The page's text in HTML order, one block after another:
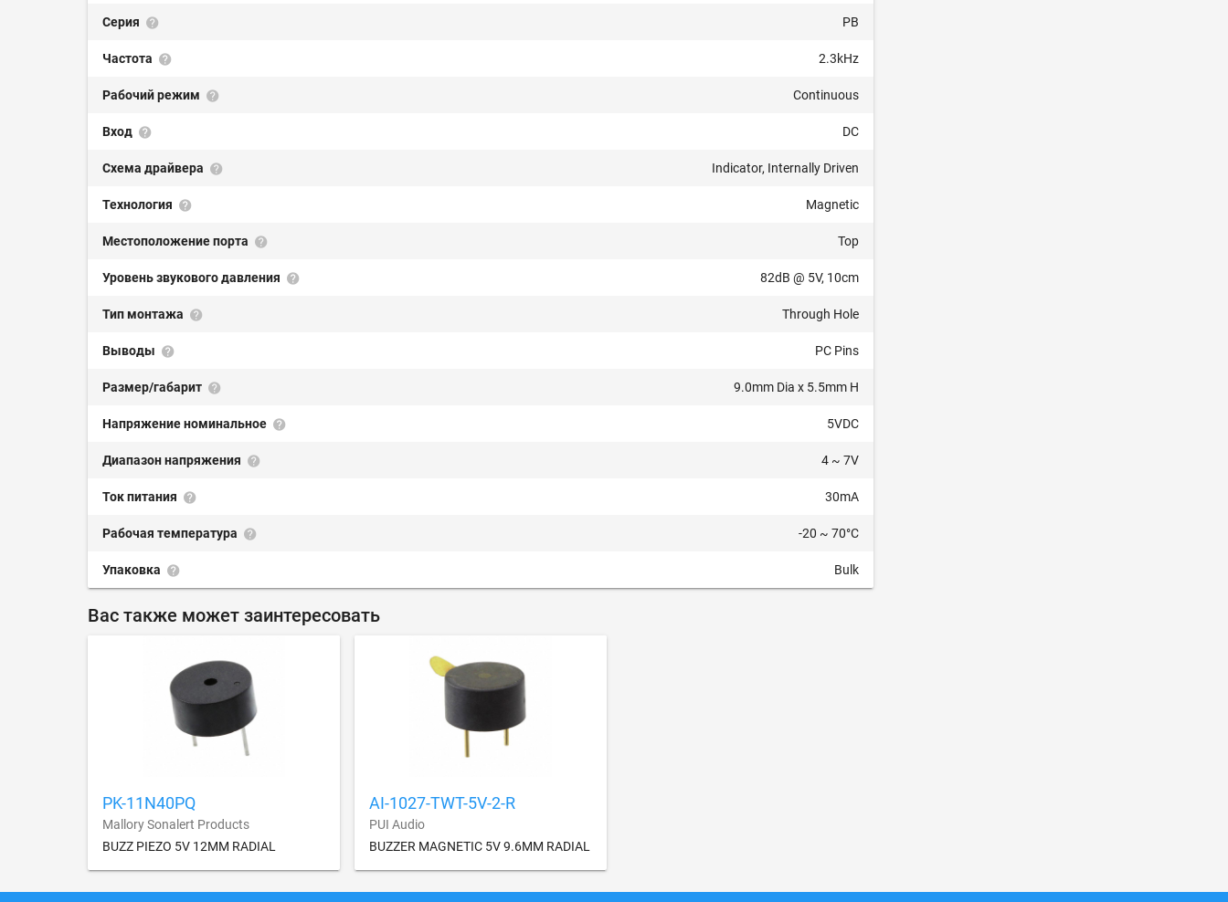
Серия PB
Частота 2.3kHz
Рабочий режим Continuous
Вход DC
Схема драйвера Indicator, Internally Driven
Технология Magnetic
Местоположение порта Top
Уровень звукового давления 82dB @ 5V, 10cm
Тип монтажа Through Hole
Выводы PC Pins
Размер/габарит 9.0mm Dia x 5.5mm H
Напряжение номинальное 5VDC
Диапазон напряжения 4 ~ 7V
Ток питания 30mA
Рабочая температура -20 ~ 70°C
Упаковка Bulk
Вас также может заинтересовать
PK-11N40PQ
Mallory Sonalert Products
BUZZ PIEZO 5V 12MM RADIAL
AI-1027-TWT-5V-2-R
PUI Audio
BUZZER MAGNETIC 5V 9.6MM RADIAL